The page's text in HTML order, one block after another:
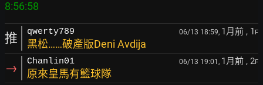
推 qwerty789 06/13 18:59, 1月前 , 1 F
黑松……破產版Deni Avdija
→ Chanlin01 06/13 19:01, 1月前 , 2F
原來皇馬有籃球隊